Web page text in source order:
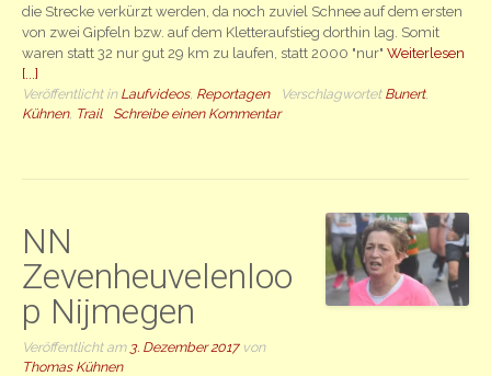
die Strecke verkürzt werden, da noch zuviel Schnee auf dem ersten
von zwei Gipfeln bzw. auf dem Kletteraufstieg dorthin lag. Somit
waren statt 32 nur gut 29 km zu laufen, statt 2000 "nur" Weiterlesen
[...]
Veröffentlicht in Laufvideos, Reportagen Verschlagwortet Bunert,
Kühnen, Trail Schreibe einen Kommentar
NN
Zevenheuvelenloo
p Nijmegen
Veröffentlicht am 3. Dezember 2017von
Thomas Kühnen